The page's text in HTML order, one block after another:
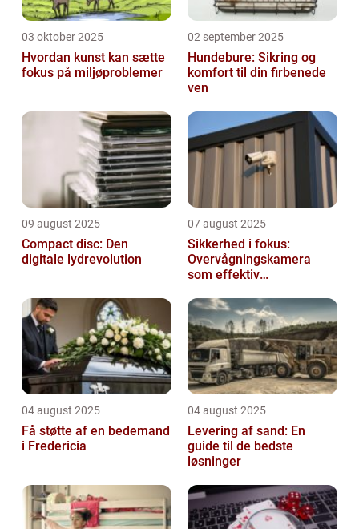
03 oktober 2025
Hvordan kunst kan sætte
fokus på miljøproblemer
02 september 2025
Hundebure: Sikring og
komfort til din firbenede
ven
09 august 2025
Compact disc: Den
digitale lydrevolution
07 august 2025
Sikkerhed i fokus:
Overvågningskamera
som effektiv
04 august 2025
Få støtte af en bedemand
i Fredericia
04 august 2025
Levering af sand: En
guide til de bedste
løsninger